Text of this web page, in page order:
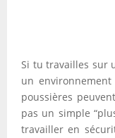
Si tu travailles sur
un
poussières
pas un simple
travailler en